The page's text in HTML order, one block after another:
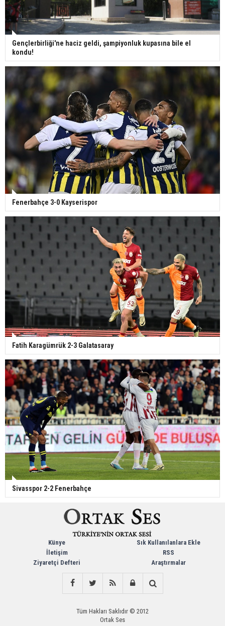
Gençlerbirliği'ne haciz geldi, şampiyonluk kupasına bile el
kondu!
Fenerbahçe 3-0 Kayserispor
Fatih Karagümrük 2-3 Galatasaray
Sivasspor 2-2 Fenerbahçe
Künye
İletişim
Ziyaretçi Defteri
Sık Kullanılanlara Ekle
RSS
Araştırmalar
Tüm Hakları Saklıdır © 2012
Ortak Ses